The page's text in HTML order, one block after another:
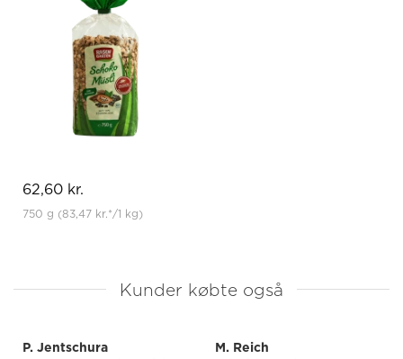
62,60 kr.
750 g (83,47 kr.*/1 kg)
Kunder købte også
P. Jentschura
M. Reich